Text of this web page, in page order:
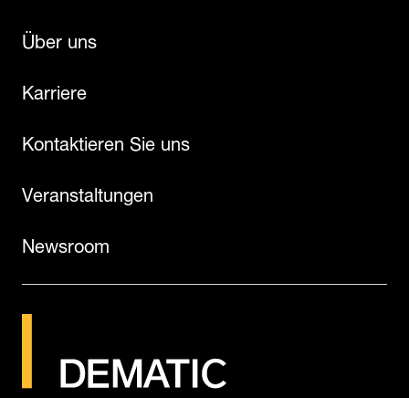
Über uns
Karriere
Kontaktieren Sie uns
Veranstaltungen
Newsroom